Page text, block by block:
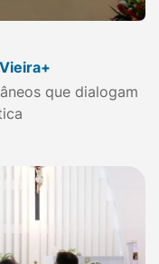
que dialogam